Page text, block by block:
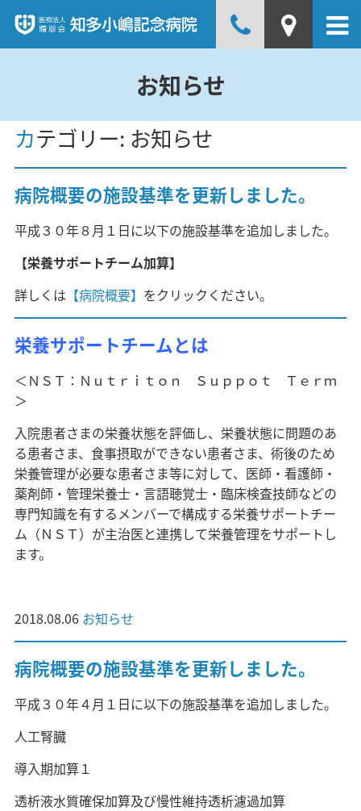
お知らせ
カテゴリー: お知らせ
病院概要の施設基準を更新しました。
平成３０年８月１日に以下の施設基準を追加しました。
【栄養サポートチーム加算】
詳しくは 【病院概要】 をクリックください。
栄養サポートチームとは
＜ＮＳＴ：Ｎｕｔｒｉｔｏｎ Ｓｕｐｐｏｔ Ｔｅｒｍ
＞
入院患者さまの栄養状態を評価し、栄養状態に問題のあ
る患者さま、食事摂取ができない患者さま、術後のため
栄養管理が必要な患者さま等に対して、医師・看護師・
薬剤師・管理栄養士・言語聴覚士・臨床検査技師などの
専門知識を有するメンバーで構成する栄養サポートチー
ム（ＮＳＴ）が主治医と連携して栄養管理をサポートし
ます。
2018.08.06 お知らせ
病院概要の施設基準を更新しました。
平成３０年４月１日に以下の施設基準を追加しました。
人工腎臓
導入期加算１
透析液水質確保加算及び慢性維持透析濾過加算